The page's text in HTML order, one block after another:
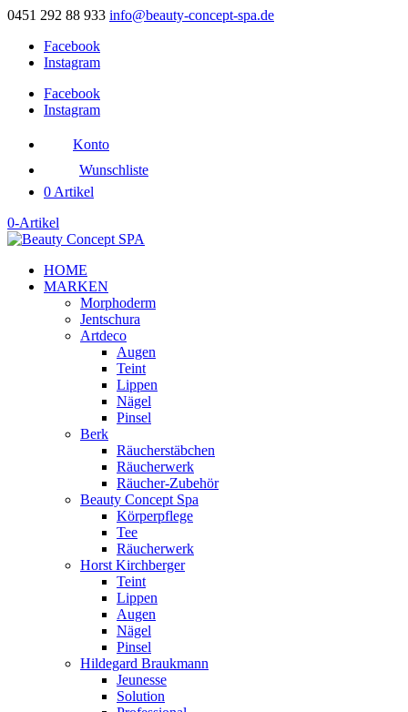
0451 292 88 933 info@beauty-concept-spa.de
Facebook
Instagram
Facebook
Instagram
Konto
Wunschliste
0 Artikel
0-Artikel
HOME
MARKEN
Morphoderm
Jentschura
Artdeco
Augen
Teint
Lippen
Nägel
Pinsel
Berk
Räucherstäbchen
Räucherwerk
Räucher-Zubehör
Beauty Concept Spa
Körperpflege
Tee
Räucherwerk
Horst Kirchberger
Teint
Lippen
Augen
Nägel
Pinsel
Hildegard Braukmann
Jeunesse
Solution